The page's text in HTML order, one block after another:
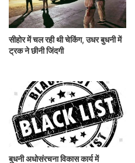
सीहोर में चल रही थी चेकिंग, उधर बुधनी में
ट्रक ने छीनी जिंदगी
बुधनी अधोसंरचना विकास कार्य में